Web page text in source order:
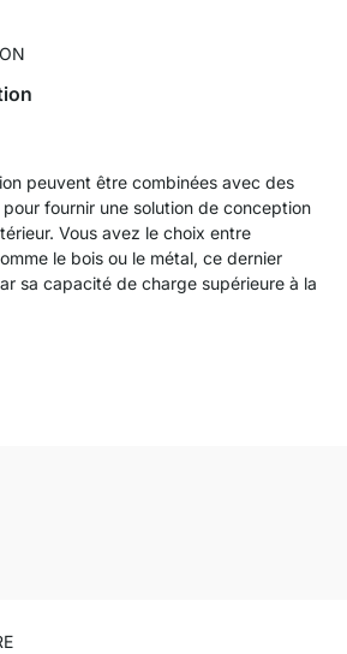
peuvent être combinées avec des
fournir une solution de conception
Vous avez le choix entre
le bois ou le métal, ce dernier
sa capacité de charge supérieure à la